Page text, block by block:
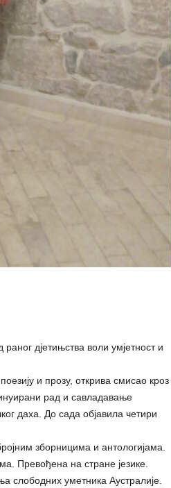
дјетињства воли умјетност и
и прозу, открива смисао кроз
рад и савладавање
даха. До сада објавила четири
зборницима и антологијама.
Превођена на стране језике.
слободних уметника Аустралије.